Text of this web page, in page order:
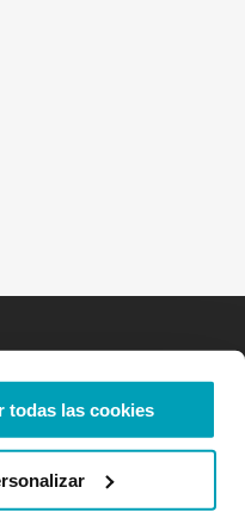
todas las cookies